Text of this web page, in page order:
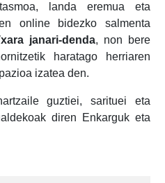
landa eremua eta
online bidezko salmenta
janari-denda, non bere
haratago herriaren
izatea den.
guztiei, sarituei eta
diren Enkarguk eta